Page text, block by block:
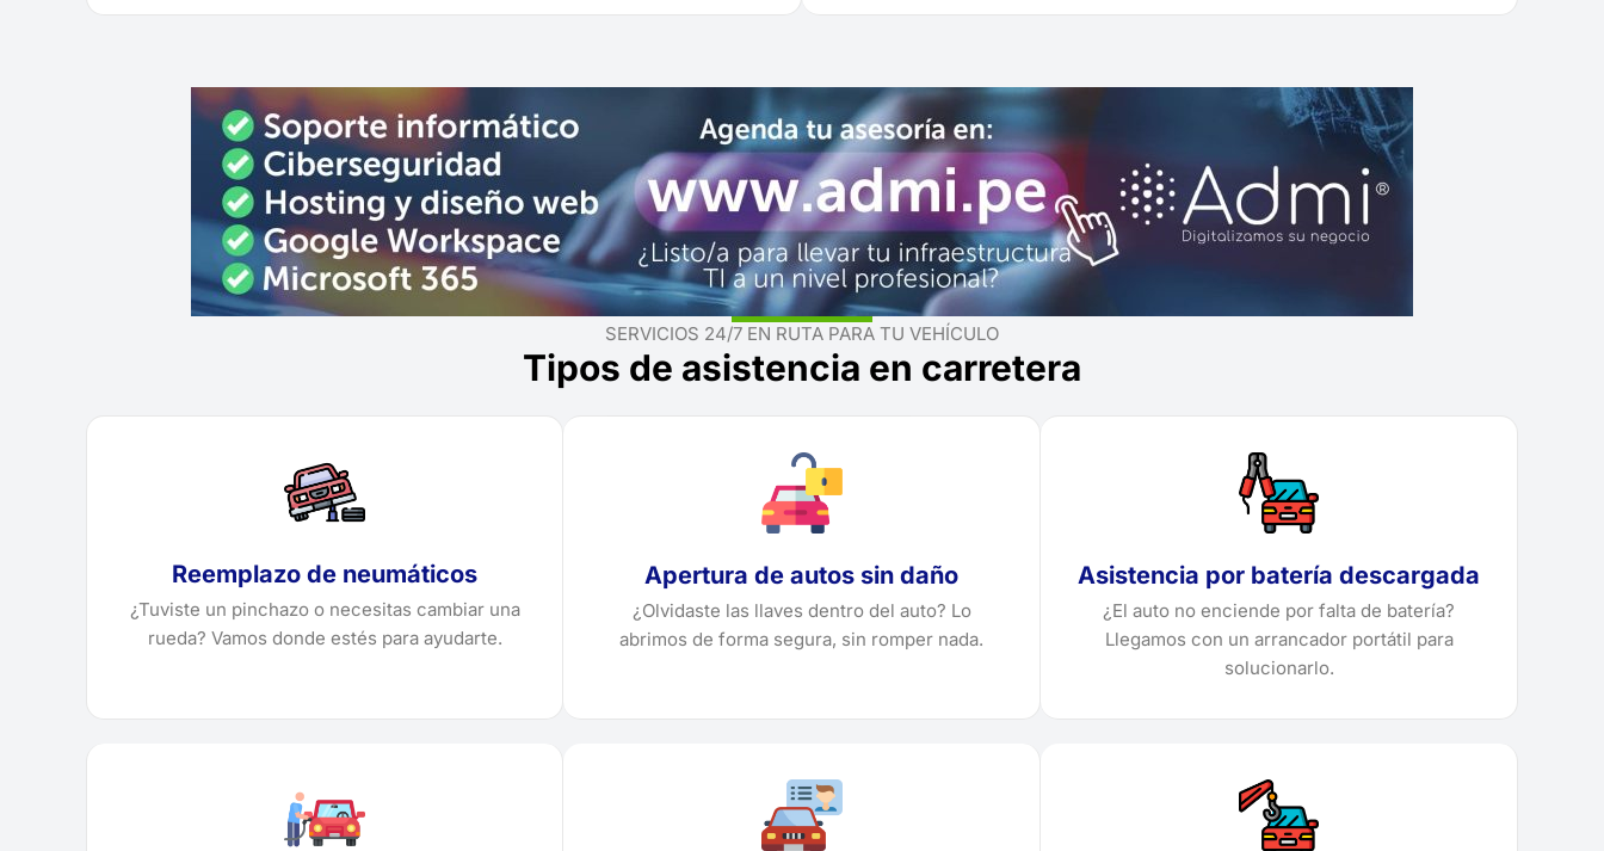
SERVICIOS 24/7 EN RUTA PARA TU VEHÍCULO
Tipos de asistencia en carretera
Reemplazo de neumáticos
¿Tuviste un pinchazo o necesitas cambiar una
rueda? Vamos donde estés para ayudarte.
Apertura de autos sin daño
¿Olvidaste las llaves dentro del auto? Lo
abrimos de forma segura, sin romper nada.
Asistencia por batería descargada
¿El auto no enciende por falta de batería?
Llegamos con un arrancador portátil para
solucionarlo.